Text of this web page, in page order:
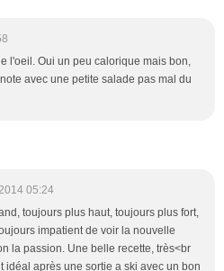
l'oeil. Oui un peu calorique mais bon,
avec une petite salade pas mal du
05:24
toujours plus haut, toujours plus fort,
impatient de voir la nouvelle
la passion. Une belle recette, très<br
idéal après une sortie a ski avec un bon